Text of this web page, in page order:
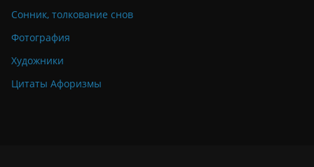
Сонник, толкование снов
Фотография
Художники
Цитаты Афоризмы